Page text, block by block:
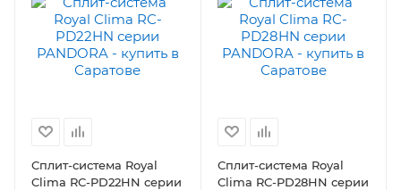
Сплит-система Royal
Clima RC-PD22HN серии
Сплит-система Royal
Clima RC-PD28HN серии